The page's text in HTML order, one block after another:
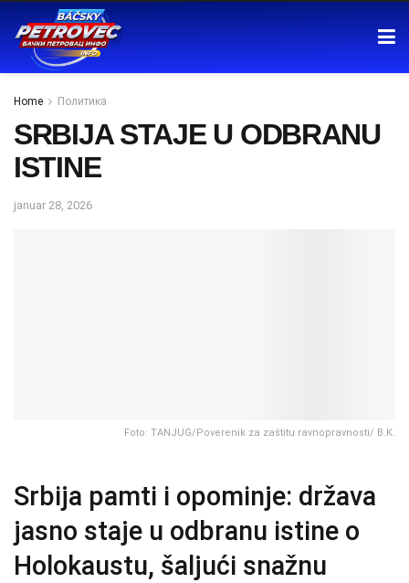
Home Политика
SRBIJA STAJE U ODBRANU
ISTINE
januar 28, 2026
Foto: TANJUG/Poverenik za zaštitu ravnopravnosti/ B.K.
Srbija pamti i opominje: država
jasno staje u odbranu istine o
Holokaustu, šaljući snažnu